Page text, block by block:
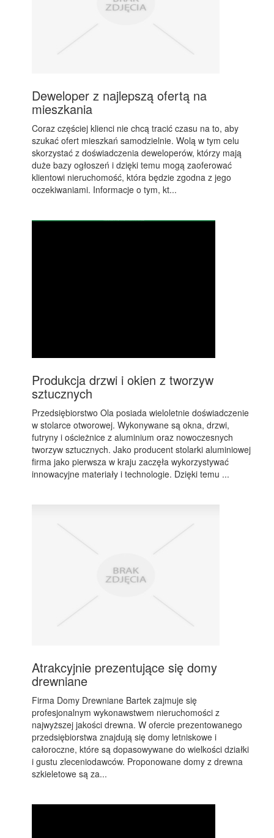
Deweloper z najlepszą ofertą na
mieszkania
Coraz częściej klienci nie chcą tracić czasu na to, aby
szukać ofert mieszkań samodzielnie. Wolą w tym celu
skorzystać z doświadczenia deweloperów, którzy mają
duże bazy ogłoszeń i dzięki temu mogą zaoferować
klientowi nieruchomość, która będzie zgodna z jego
oczekiwaniami. Informacje o tym, kt...
Produkcja drzwi i okien z tworzyw
sztucznych
Przedsiębiorstwo Ola posiada wieloletnie doświadczenie
w stolarce otworowej. Wykonywane są okna, drzwi,
futryny i ościeżnice z aluminium oraz nowoczesnych
tworzyw sztucznych. Jako producent stolarki aluminiowej
firma jako pierwsza w kraju zaczęła wykorzystywać
innowacyjne materiały i technologie. Dzięki temu ...
Atrakcyjnie prezentujące się domy
drewniane
Firma Domy Drewniane Bartek zajmuje się
profesjonalnym wykonawstwem nieruchomości z
najwyższej jakości drewna. W ofercie prezentowanego
przedsiębiorstwa znajdują się domy letniskowe i
całoroczne, które są dopasowywane do wielkości działki
i gustu zleceniodawców. Proponowane domy z drewna
szkieletowe są za...